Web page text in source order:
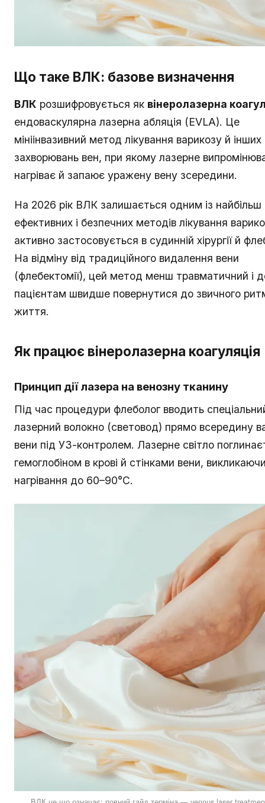
Що таке ВЛК: базове визначення
ВЛК розшифровується як вінеролазерна
ендоваскулярна лазерна абляція (EVLA). Це
мініінвазивний метод лікування варикозу й
захворювань вен, при якому лазерне
нагріває й запаює уражену вену зсередини.
На 2026 рік ВЛК залишається одним із найбільш
ефективних і безпечних методів лікування
активно застосовується в судинній хірургії й
На відміну від традиційного видалення вени
(флебектомії), цей метод менш травматичний і
пацієнтам швидше повернутися до звичного
життя.
Як працює вінеролазерна коагуляція
Принцип дії лазера на венозну тканину
Під час процедури флеболог вводить
лазерний волокно (световод) прямо всередину
вени під УЗ-контролем. Лазерне світло
гемоглобіном в крові й стінками вени,
нагрівання до 60–90°C.